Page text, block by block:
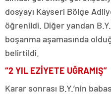
dosyayı Kayseri Bölge
öğrenildi. Diğer yandan
boşanma aşamasında
belirtildi.
“2 YIL EZİYETE UĞRAMIŞ”
Karar sonrası B.Y.’nin